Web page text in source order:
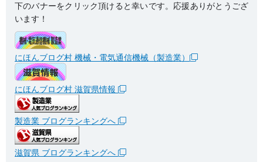
下のバナーをクリック頂けると幸いです。応援ありがとうござ
います！
にほんブログ村 機械・電気通信機械（製造業）
にほんブログ村 滋賀県情報
製造業 ブログランキングへ
滋賀県 ブログランキングへ